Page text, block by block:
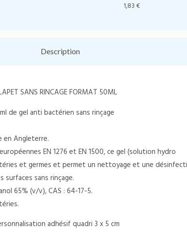
1,83 €
Description
SANS RINCAGE FORMAT 50ML
de gel anti bactérien sans rinçage
en Angleterre.
EN 1276 et EN 1500, ce gel (solution hydro
et germes et permet un nettoyage et une
surfaces sans rinçage.
65% (v/v), CAS : 64-17-5.
adhésif quadri 3 x 5 cm